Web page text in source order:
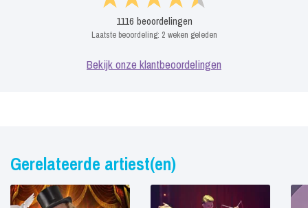
1116 beoordelingen
Laatste beoordeling: 2 weken geleden
Bekijk onze klantbeoordelingen
Gerelateerde artiest(en)